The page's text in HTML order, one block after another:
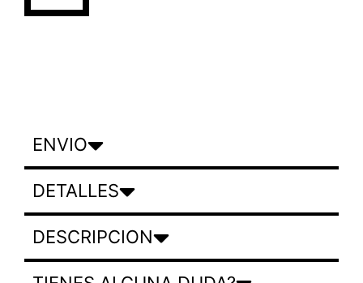
ENVIO
DETALLES
DESCRIPCION